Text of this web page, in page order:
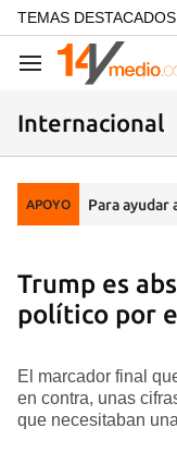
common.go-to-content
TEMAS DESTACADOS
Navegación
Internacional
APOYO Para ayudar
Trump es
político por
El marcador final
en contra, unas
que necesitaban